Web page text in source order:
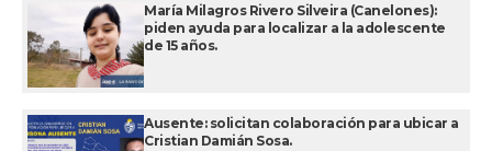
María Milagros Rivero Silveira (Canelones):
piden ayuda para localizar a la adolescente
de 15 años.
Ausente: solicitan colaboración para ubicar a
Cristian Damián Sosa.